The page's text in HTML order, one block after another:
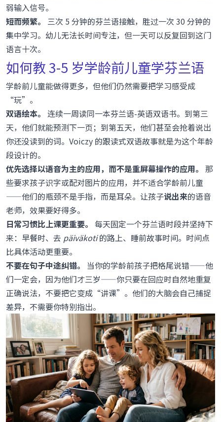
弱输入信号。
短而频繁。
三次 5 分钟的芬兰语接触，胜过一次 30 分钟的
集中学习。幼儿无法长时间专注，但一天可以反复回到这门
语言十次。
如何教 3-5 岁学龄前儿童学芬兰语
学龄前儿童能做得更多，但他们仍然需要把学习感受成
“玩”。
双语绘本。 连续一周读同一本芬兰语-英语双语书。到第三
天，他们就能预测下一页；到第五天，他们甚至会抢着说出
你还没读到的词。Voiczy 的跟读式双语故事就是为这个年龄
段设计的。
优先选择以语音为主的应用，而不是重屏幕操作的应用。 那
些要求孩子识字或配对图片的应用，并不适合学龄前儿童
——他们的瓶颈不是手指，而是耳朵。让孩子说出来的语音
老师，效果要好得多。
日常习惯比上课更重要。 每天固定一个芬兰语时段并坚持下
来：早餐时、去 päiväkoti的路上、睡前故事时间。时间点
比具体活动更重要。
不要在句子中途纠错。
当你的学龄前孩子把格尾说错——他
们一定会，因为他们才三岁——你只要在回应时自然地重复
正确说法，不要把它变成“讲课”。他们的大脑会自己捕捉
差异，不需要你特别指出。